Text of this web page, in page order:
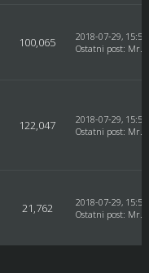
100,065
2018-07-29,
Ostatni post: Mr.
122,047
2018-07-29,
Ostatni post: Mr.
21,762
2018-07-29,
Ostatni post: Mr.